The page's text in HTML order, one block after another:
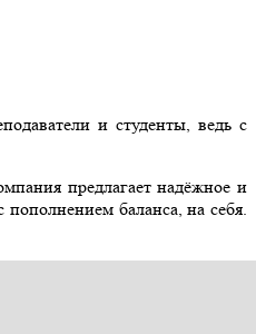
и студенты, ведь с
предлагает надёжное и
баланса, на себя.